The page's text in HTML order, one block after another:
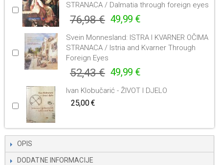
STRANACA / Dalmatia through foreign eyes
76,98 € 49,99 €
Svein Monnesland: ISTRA I KVARNER OČIMA
STRANACA / Istria and Kvarner Through
Foreign Eyes
52,43 € 49,99 €
Ivan Klobučarić - ŽIVOT I DJELO
25,00 €
OPIS
DODATNE INFORMACIJE